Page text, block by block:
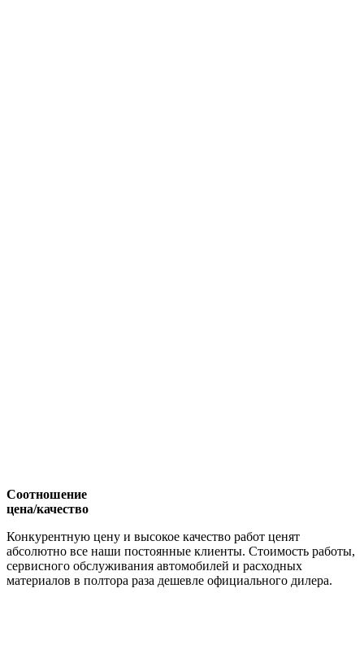
Соотношение
цена/качество
Конкурентную цену и высокое качество работ ценят
абсолютно все наши постоянные клиенты. Стоимость работы,
сервисного обслуживания автомобилей и расходных
материалов в полтора раза дешевле официального дилера.